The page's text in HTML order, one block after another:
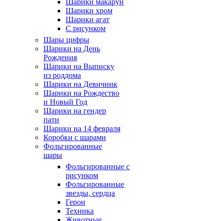
Шарики макарун
Шарики хром
Шарики агат
С рисунком
Шары цифры
Шарики на День
Рождения
Шарики на Выписку
из роддома
Шарики на Девичник
Шарики на Рождество
и Новый Год
Шарики на гендер
пати
Шарики на 14 февраля
Коробки с шарами
Фольгированные
шары
Фольгированные с
рисунком
Фольгированные
звезды, сердца
Герои
Техника